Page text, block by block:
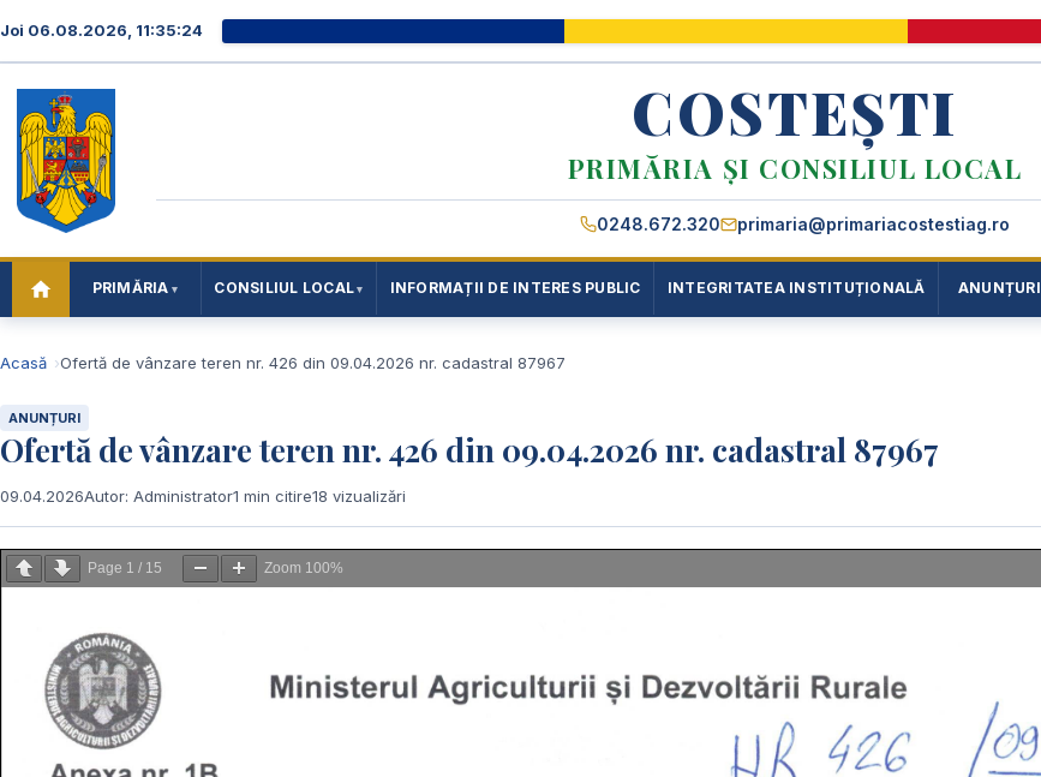
Joi 06.08.2026, 11:35:26
COSTEȘTI
PRIMĂRIA ȘI CONSILIUL LOCAL
0248.672.320 primaria@primariacostestiag.ro
PRIMĂRIA CONSILIUL LOCAL INFORMAȚII DE INTERES PUBLIC INTEGRITATEA INSTITUȚIONALĂ ANUNȚURI
Acasă Ofertă de vânzare teren nr. 426 din 09.04.2026 nr. cadastral 87967
ANUNȚURI
Ofertă de vânzare teren nr. 426 din 09.04.2026 nr. cadastral 87967
09.04.2026Autor: Administrator1 min citire18 vizualizări
Page 1 / 15 Zoom 100%